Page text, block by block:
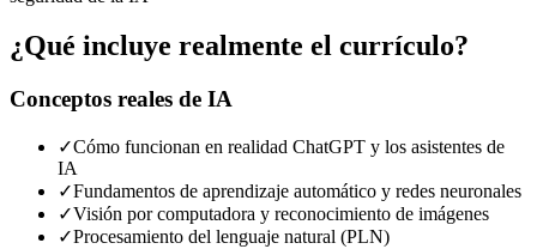
¿Qué incluye realmente el currículo?
Conceptos reales de IA
✓Cómo funcionan en realidad ChatGPT y los asistentes de
IA
✓Fundamentos de aprendizaje automático y redes neuronales
✓Visión por computadora y reconocimiento de imágenes
✓Procesamiento del lenguaje natural (PLN)